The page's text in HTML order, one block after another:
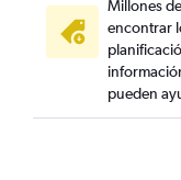
Millones
encontrar
pueden